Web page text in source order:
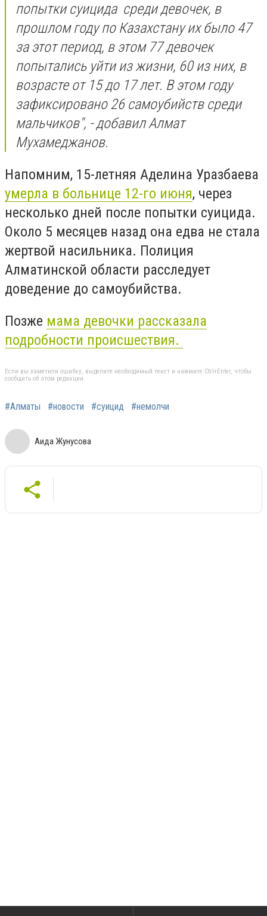
попытки суицида среди девочек, в
прошлом году по Казахстану их было 47
за этот период, в этом 77 девочек
попытались уйти из жизни, 60 из них, в
возрасте от 15 до 17 лет. В этом году
зафиксировано 26 самоубийств среди
мальчиков", - добавил Алмат
Мухамеджанов.
Напомним, 15-летняя Аделина Уразбаева
умерла в больнице 12-го июня, через
несколько дней после попытки суицида.
Около 5 месяцев назад она едва не стала
жертвой насильника. Полиция
Алматинской области расследует
доведение до самоубийства.
Позже мама девочки рассказала
подробности происшествия.
Если вы заметили ошибку, выделите необходимый текст и нажмите Ctrl+Enter, чтобы
сообщить об этом редакции
#Алматы #новости #суицид #немолчи
Аида Жунусова